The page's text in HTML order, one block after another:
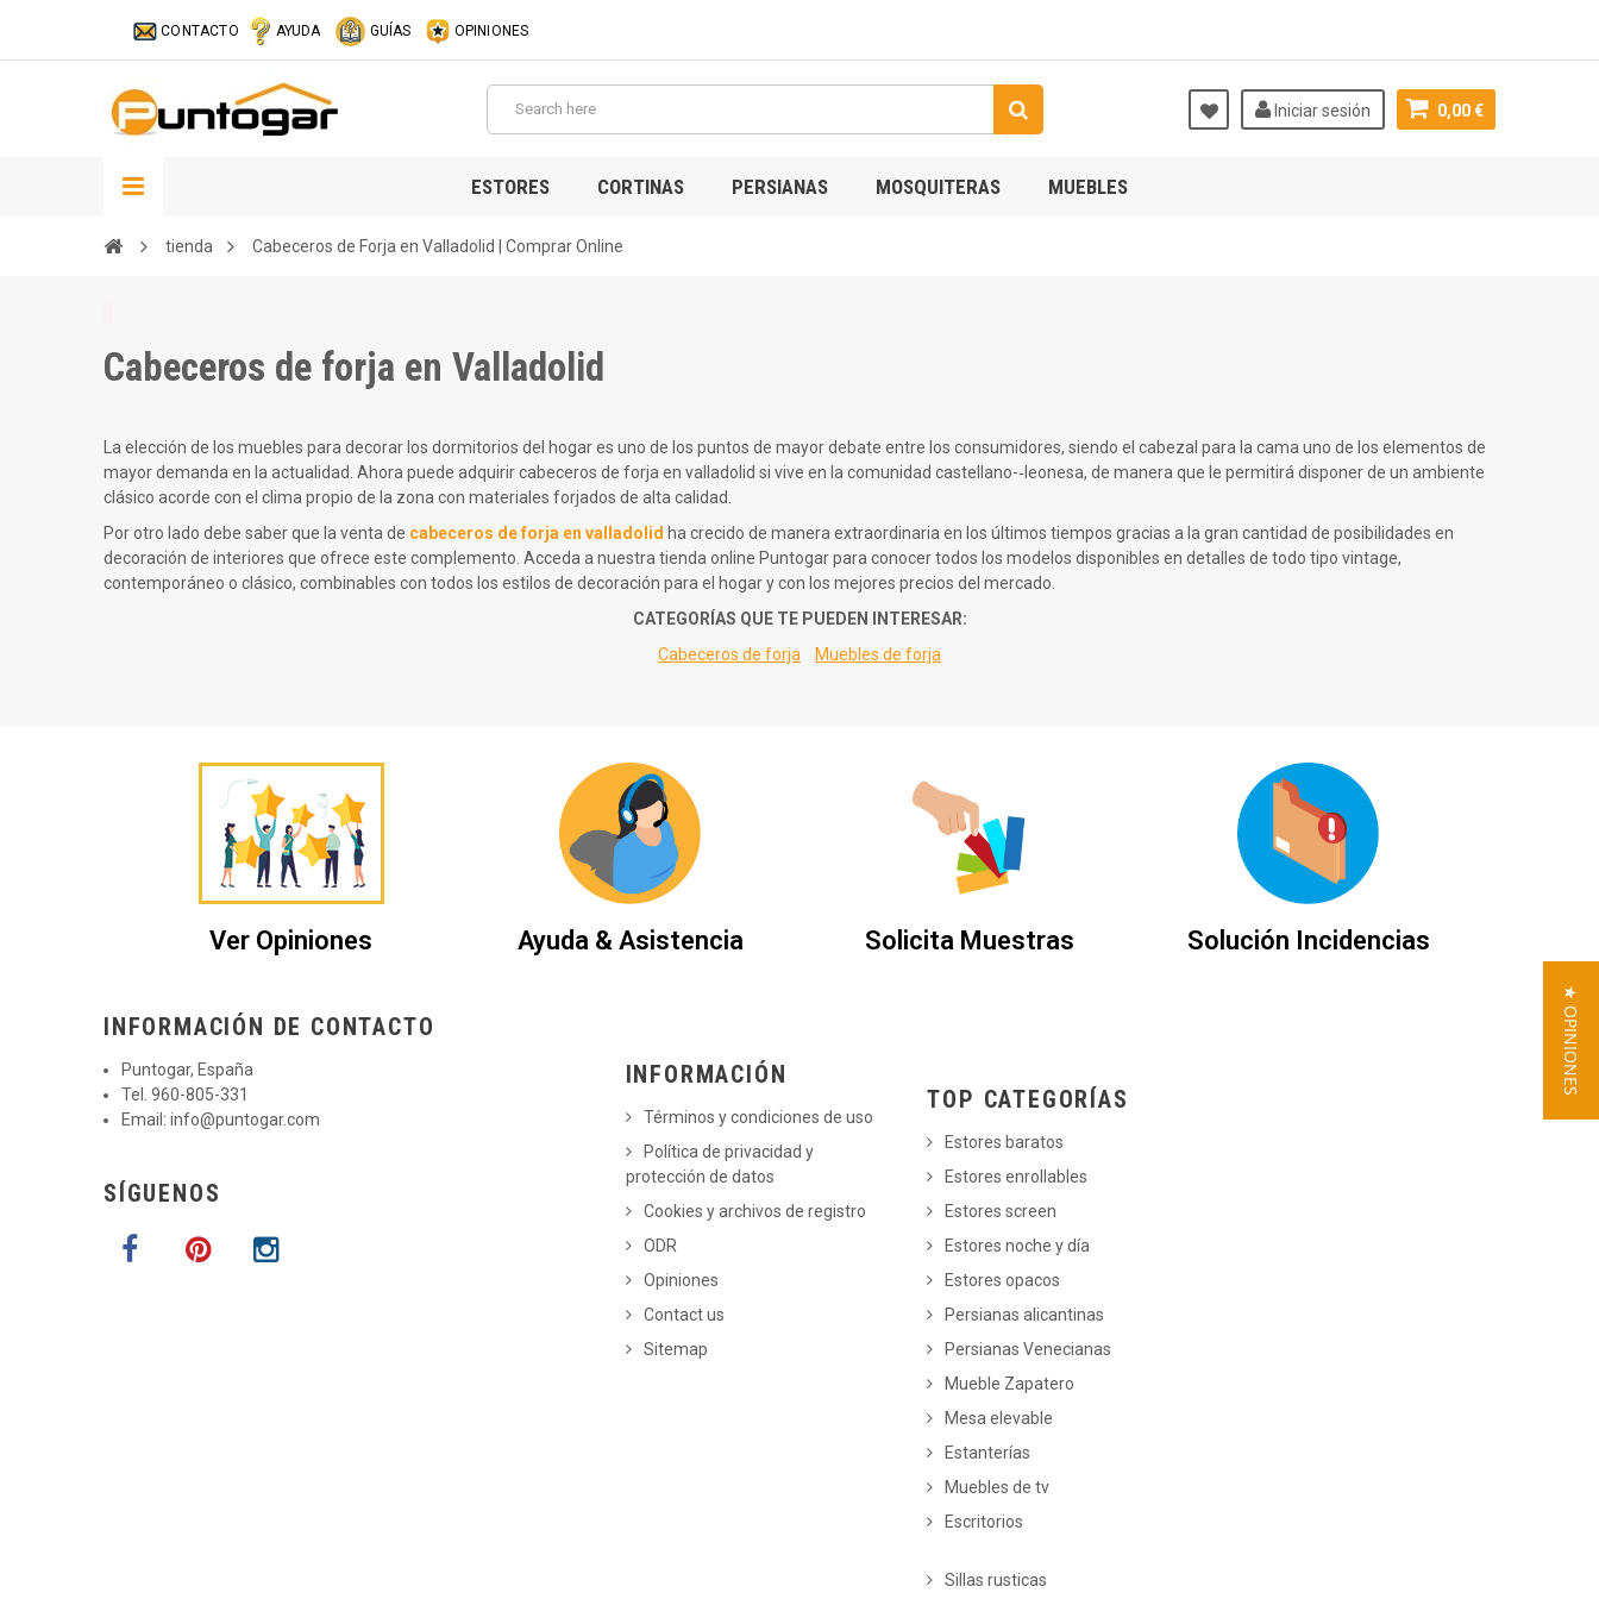
CONTACTO AYUDA GUÍAS OPINIONES
0,00 €
Iniciar sesión
ESTORES CORTINAS PERSIANAS MOSQUITERAS MUEBLES
tienda Cabeceros de Forja en Valladolid | Comprar Online
Cabeceros de forja en Valladolid
La elección de los muebles para decorar los dormitorios del hogar es uno de los puntos de mayor debate entre los consumidores, siendo el cabezal para la cama uno de los elementos de
mayor demanda en la actualidad. Ahora puede adquirir cabeceros de forja en valladolid si vive en la comunidad castellano-­‐leonesa, de manera que le permitirá disponer de un ambiente
clásico acorde con el clima propio de la zona con materiales forjados de alta calidad.
Por otro lado debe saber que la venta de cabeceros de forja en valladolid ha crecido de manera extraordinaria en los últimos tiempos gracias a la gran cantidad de posibilidades en
decoración de interiores que ofrece este complemento. Acceda a nuestra tienda online Puntogar para conocer todos los modelos disponibles en detalles de todo tipo vintage,
contemporáneo o clásico, combinables con todos los estilos de decoración para el hogar y con los mejores precios del mercado.
CATEGORÍAS QUE TE PUEDEN INTERESAR:
Cabeceros de forja
Muebles de forja
Ver Opiniones Ayuda & Asistencia Solicita Muestras Solución Incidencias
INFORMACIÓN DE CONTACTO
Puntogar, España
Tel. 960-805-331
Email: info@puntogar.com
SÍGUENOS
INFORMACIÓN
Términos y condiciones de uso
Política de privacidad y
protección de datos
Cookies y archivos de registro
ODR
Opiniones
Contact us
Sitemap
TOP CATEGORÍAS
Estores baratos
Estores enrollables
Estores screen
Estores noche y día
Estores opacos
Persianas alicantinas
Persianas Venecianas
Mueble Zapatero
Mesa elevable
Estanterías
Muebles de tv
Escritorios
Sillas rusticas
★ OPINIONES